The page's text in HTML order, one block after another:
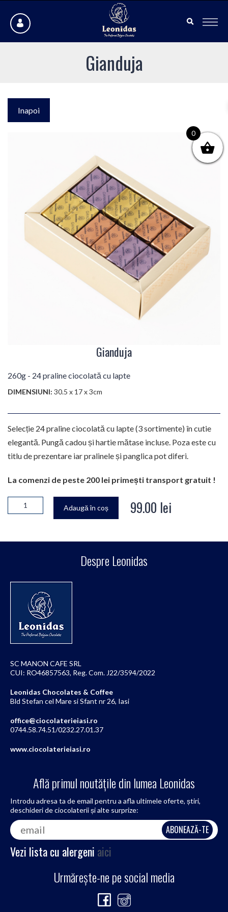
Gianduja
Inapoi
Gianduja
260g - 24 praline ciocolată cu lapte
DIMENSIUNI: 30.5 x 17 x 3cm
Selecție 24 praline ciocolată cu lapte (3 sortimente) în cutie
elegantă. Pungă cadou și hartie mătase incluse. Poza este cu
titlu de prezentare iar pralinele și panglica pot diferi.
La comenzi de peste 200 lei primești transport gratuit !
Adaugă în coș 99.00 lei
Despre Leonidas
SC MANON CAFE SRL
CUI: RO46857563, Reg. Com. J22/3594/2022
Leonidas Chocolates & Coffee
Bld Stefan cel Mare si Sfant nr 26, Iasi
office@ciocolaterieiasi.ro
0744.58.74.51/0232.27.01.37
www.ciocolaterieiasi.ro
Află primul noutățile din lumea Leonidas
Introdu adresa ta de email pentru a afla ultimele oferte, știri,
deschideri de ciocolaterii și alte surprize:
Vezi lista cu alergeni aici
Urmărește-ne pe social media
0